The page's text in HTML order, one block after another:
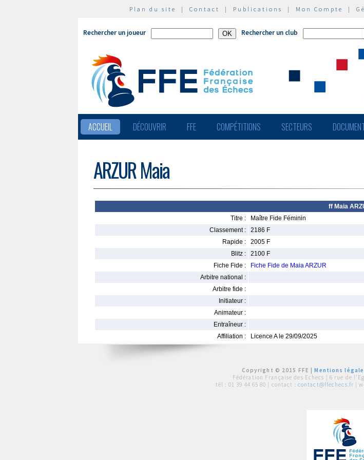
Plan du site | Contact | Publications | Mon Compte |
Rechercher un joueur Rechercher un club
ACCUEIL DÉCOUVRIR FFE COMPÉTITIONS SECTEURS
ARZUR Maia
ff Maia
Titre :
Maître Fide Féminin
Classement :
2186 F
Rapide :
2005 F
Blitz :
2100 F
Fiche Fide :
Fiche Fide de Maia ARZUR
Arbitre national :
Arbitre fide :
Initiateur :
Animateur :
Entraîneur :
Affiliation :
Licence A le 29/09/2025
Copyright © 2015 FFE |Mentions
Fédération Française des Echecs | 6 rue de
tél : 01 39 44 65 80 | contact : contact@ffechecs.fr |